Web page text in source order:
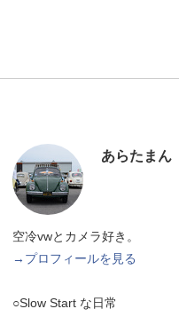
あらたまん
空冷vwとカメラ好き。
→プロフィールを見る
○Slow Start な日常